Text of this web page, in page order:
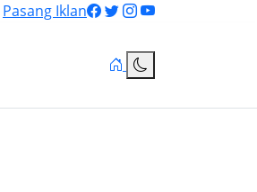
Pasang Iklan